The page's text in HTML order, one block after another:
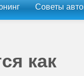
Советы
как